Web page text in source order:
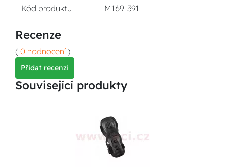
Kód produktu M169-391
Recenze
( 0 hodnocení )
Přidat recenzi
Související produkty